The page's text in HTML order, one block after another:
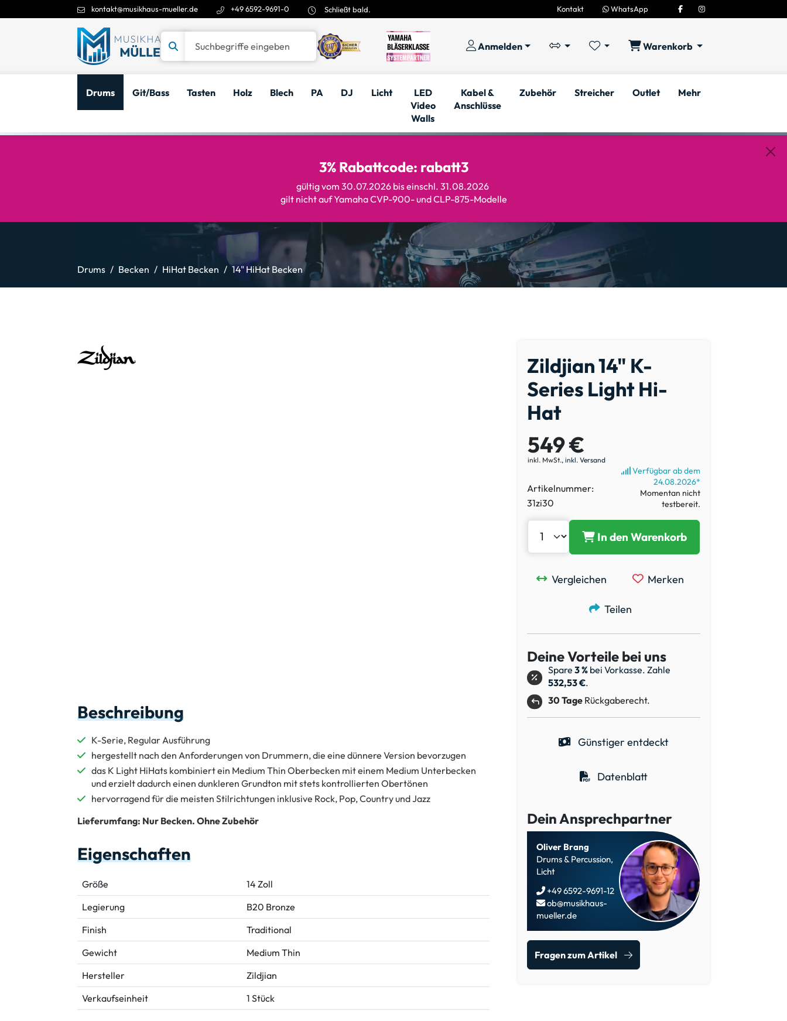
kontakt@musikhaus-mueller.de +49 6592-9691-0 Schließt bald. Kontakt WhatsApp
Anmelden Warenkorb
Drums Git/Bass Tasten Holz Blech PA DJ Licht
LED
Video
Walls
Kabel &
Anschlüsse
Zubehör Streicher Outlet Mehr
3% Rabattcode: rabatt3
gültig vom 30.07.2026 bis einschl. 31.08.2026
gilt nicht auf Yamaha CVP-900- und CLP-875-Modelle
Drums Becken HiHat Becken 14" HiHat Becken
Beschreibung
K-Serie, Regular Ausführung
hergestellt nach den Anforderungen von Drummern, die eine dünnere Version bevorzugen
das K Light HiHats kombiniert ein Medium Thin Oberbecken mit einem Medium Unterbecken
und erzielt dadurch einen dunkleren Grundton mit stets kontrollierten Obertönen
hervorragend für die meisten Stilrichtungen inklusive Rock, Pop, Country und Jazz
Lieferumfang: Nur Becken. Ohne Zubehör
Eigenschaften
Größe
14 Zoll
Legierung
B20 Bronze
Finish
Traditional
Gewicht
Medium Thin
Hersteller
Zildjian
Verkaufseinheit
1 Stück
Zildjian 14" K-
Series Light Hi-
Hat
549 €
inkl. MwSt., inkl. Versand
Artikelnummer:
31zi30
Verfügbar ab dem
24.08.2026*
Momentan nicht
testbereit.
In den Warenkorb
Vergleichen Merken
Teilen
Deine Vorteile bei uns
Spare 3 % bei Vorkasse. Zahle
532,53 €.
30 Tage Rückgaberecht.
Günstiger entdeckt
Datenblatt
Dein Ansprechpartner
Oliver Brang
Drums & Percussion,
Licht
+49 6592-9691-12
ob@musikhaus-
mueller.de
Fragen zum Artikel